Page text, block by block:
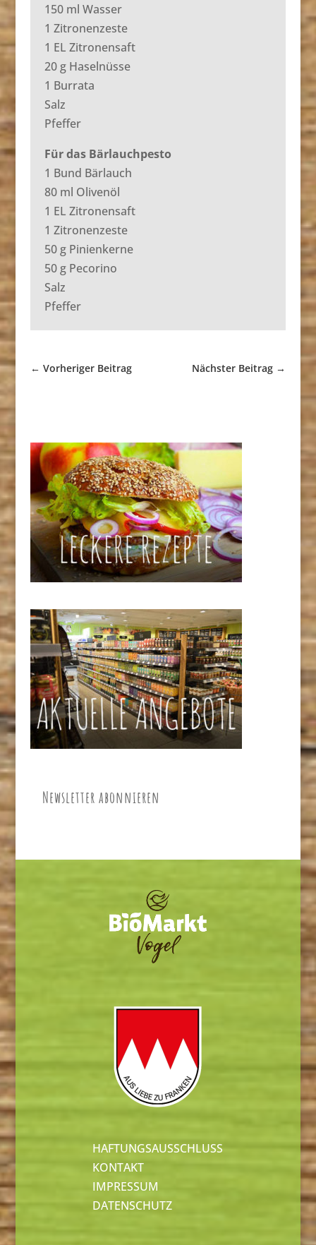
150 ml Wasser
1 Zitronenzeste
1 EL Zitronensaft
20 g Haselnüsse
1 Burrata
Salz
Pfeffer
Für das Bärlauchpesto
1 Bund Bärlauch
80 ml Olivenöl
1 EL Zitronensaft
1 Zitronenzeste
50 g Pinienkerne
50 g Pecorino
Salz
Pfeffer
← Vorheriger Beitrag Nächster Beitrag →
Newsletter abonnieren
HAFTUNGSAUSSCHLUSS
KONTAKT
IMPRESSUM
DATENSCHUTZ